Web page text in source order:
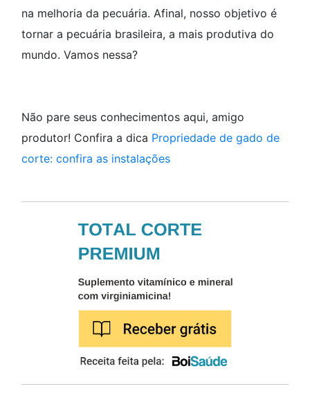
na melhoria da pecuária. Afinal, nosso objetivo é
tornar a pecuária brasileira, a mais produtiva do
mundo. Vamos nessa?
Não pare seus conhecimentos aqui, amigo
produtor! Confira a dica Propriedade de gado de
corte: confira as instalações